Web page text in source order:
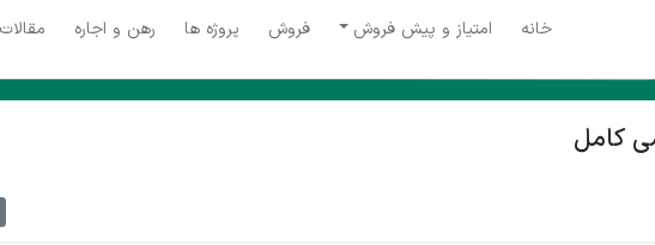
خانه امتیاز و پیش فروش فروش پروژه ها رهن و اجاره مقالات